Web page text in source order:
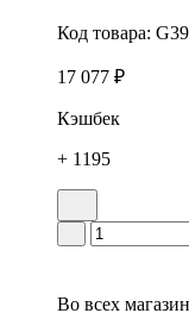
Код товара:
17 077 ₽
Кэшбек
+ 1195
Во всех